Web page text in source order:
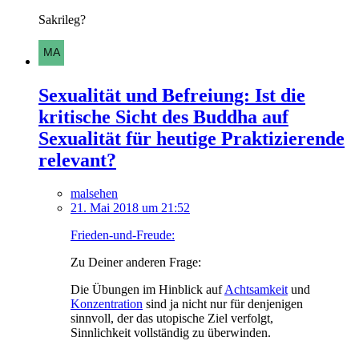
Sakrileg?
Sexualität und Befreiung: Ist die
kritische Sicht des Buddha auf
Sexualität für heutige Praktizierende
relevant?
malsehen
21. Mai 2018 um 21:52
Frieden-und-Freude:
Zu Deiner anderen Frage:
Die Übungen im Hinblick aufAchtsamkeitund
Konzentration sind ja nicht nur für denjenigen
sinnvoll, der das utopische Ziel verfolgt,
Sinnlichkeit vollständig zu überwinden.